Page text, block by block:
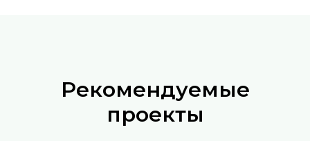
Рекомендуемые
проекты